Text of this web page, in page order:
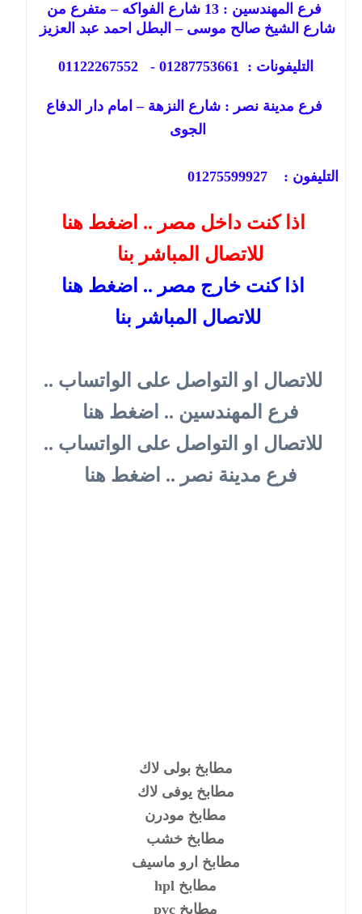
فرع المهندسين : 13 شارع الفواكه – متفرع من
شارع الشيخ صالح موسى – البطل احمد عبد العزيز
التليفونات : 01287753661 - 01122267552
فرع مدينة نصر : شارع النزهة – امام دار الدفاع
الجوى
التليفون : 01275599927
اذا كنت داخل مصر .. اضغط هنا
للاتصال المباشر بنا
اذا كنت خارج مصر .. اضغط هنا
للاتصال المباشر بنا
للاتصال او التواصل على الواتساب ..
فرع المهندسين .. اضغط هنا
للاتصال او التواصل على الواتساب ..
فرع مدينة نصر .. اضغط هنا
مطابخ بولى لاك
مطابخ يوفى لاك
مطابخ مودرن
مطابخ خشب
مطابخ ارو ماسيف
مطابخ hpl
مطابخ pvc